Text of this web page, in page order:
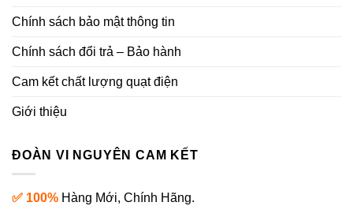
Chính sách bảo mật thông tin
Chính sách đổi trả – Bảo hành
Cam kết chất lượng quạt điện
Giới thiệu
ĐOÀN VI NGUYÊN CAM KẾT
✅ 100% Hàng Mới, Chính Hãng.